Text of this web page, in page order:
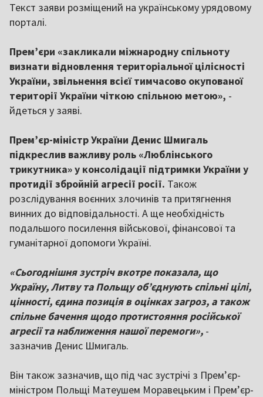
Текст заяви розміщений на українському урядовому
порталі.
Прем’єри «закликали міжнародну спільноту
визнати відновлення територіальної цілісності
України, звільнення всієї тимчасово окупованої
території України чіткою спільною метою», -
йдеться у заяві.
Прем’єр-міністр України Денис Шмигаль
підкреслив важливу роль «Люблінського
трикутника» у консолідації підтримки України у
протидії збройній агресії росії. Також
розслідування воєнних злочинів та притягнення
винних до відповідальності. А ще необхідність
подальшого посилення військової, фінансової та
гуманітарної допомоги Україні.
«Сьогоднішня зустріч вкотре показала, що
Україну, Литву та Польщу об’єднують спільні цілі,
цінності, єдина позиція в оцінках загроз, а також
спільне бачення щодо протистояння російської
агресії та наближення нашої перемоги», -
зазначив Денис Шмигаль.
Він також зазначив, що під час зустрічі з Прем’єр-
міністром Польщі Матеушем Моравецьким і Прем’єр-